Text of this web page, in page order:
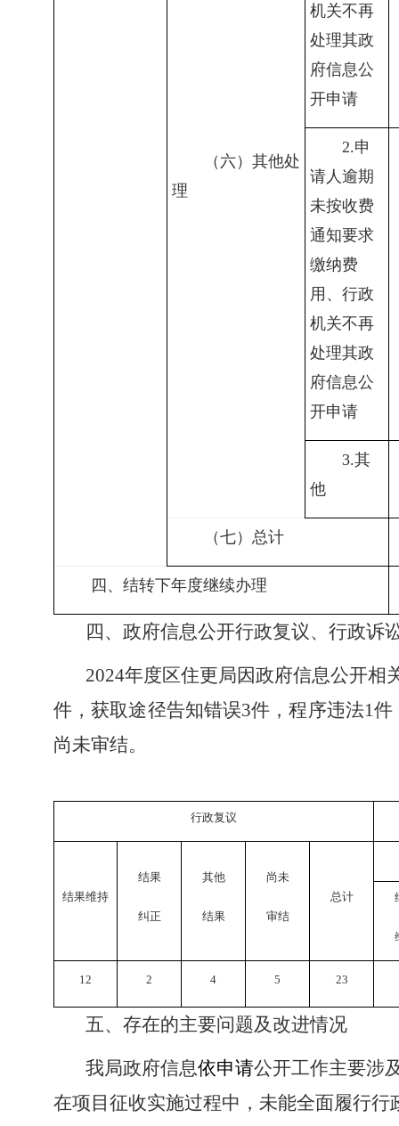
（六）其他处
理
机关不再
处理其政
府信息公
开申请
2.申
请人逾期
未按收费
通知要求
缴纳费
用、行政
机关不再
处理其政
府信息公
开申请
3.其
他
（七）总计
四、结转下年度继续办理
四、政府信息公开行政复议、行政诉
2024年度区住更局因政府信息公开相
件，获取途径告知错误3件，程序违法1
尚未审结。
行政复议
结果维持
结果
纠正
其他
结果
尚未
审结
总计
12 2 4 5 23
五、存在的主要问题及改进情况
我局政府信息依申请公开工作主要涉
在项目征收实施过程中，未能全面履行